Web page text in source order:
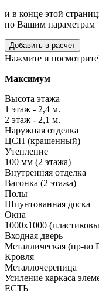
и в конце этой
по Вашим параметрам
Добавить в расчет
Нажмите и посмотрите
Максимум
Высота этажа
1 этаж - 2,4 м.
2 этаж - 2,1 м.
Наружная отделка
ЦСП (крашенный)
Утепление
100 мм (2 этажа)
Внутренняя отделка
Вагонка (2 этажа)
Полы
Шпунтованная доска
Окна
1000х1000
Входная дверь
Металлическая (пр-во
Кровля
Металлочерепица
Усиление каркаса
ЕСТЬ